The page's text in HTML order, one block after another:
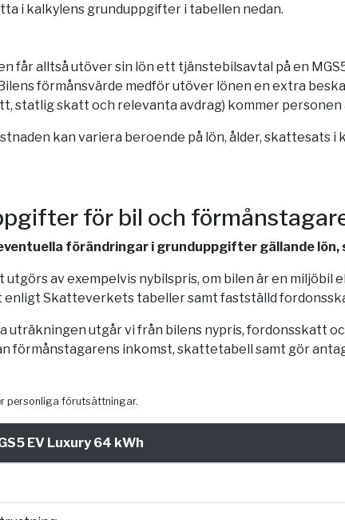
i kalkylens grunduppgifter i tabellen nedan.
får alltså utöver sin lön ett tjänstebilsavtal på en
förmånsvärde medför utöver lönen en extra
statlig skatt och relevanta avdrag) kommer
kan variera beroende på lön, ålder,
för bil och
förändringar i grunduppgifter gällande
utgörs av exempelvis nybilspris, om bilen är en
enligt Skatteverkets tabeller samt fastställd
uträkningen utgår vi från bilens nypris, fordonsskatt
förmånstagarens inkomst, skattetabell samt gör
personliga förutsättningar.
EV Luxury 64 kWh